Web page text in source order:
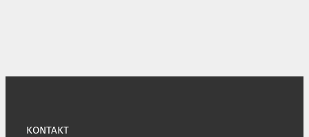
KONTAKT